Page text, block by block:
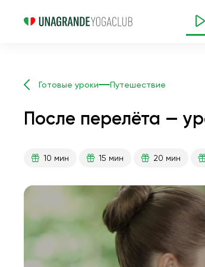
Готовые уроки Путешествие
После перелёта —
10 мин 15 мин 20 мин